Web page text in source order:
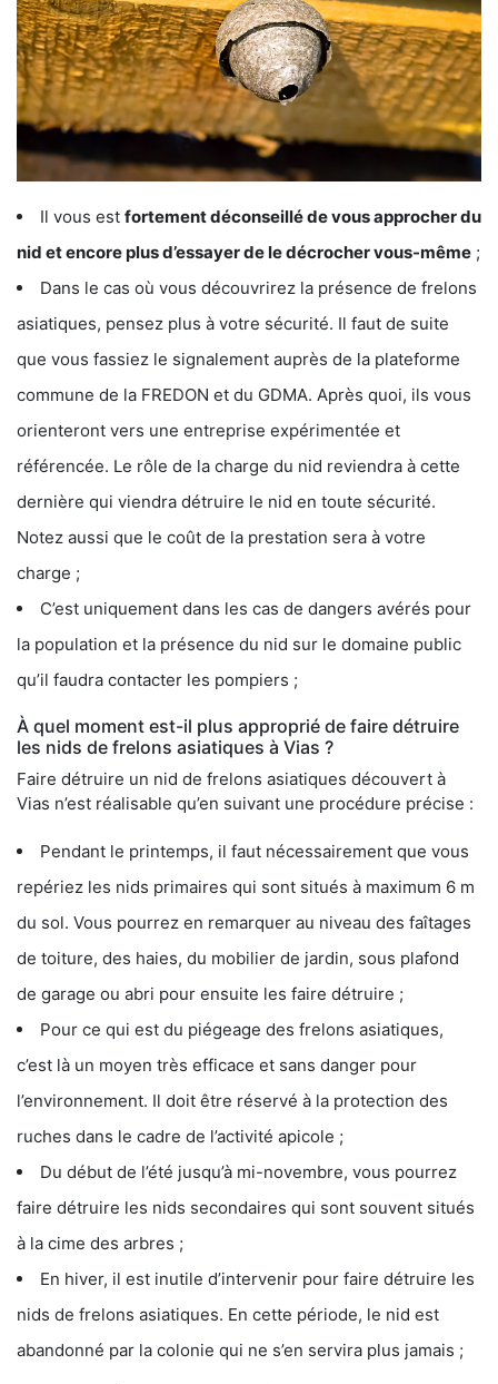
Il vous est fortement déconseillé de vous approcher du
nid et encore plus d’essayer de le décrocher vous-même ;
Dans le cas où vous découvrirez la présence de frelons
asiatiques, pensez plus à votre sécurité. Il faut de suite
que vous fassiez le signalement auprès de la plateforme
commune de la FREDON et du GDMA. Après quoi, ils vous
orienteront vers une entreprise expérimentée et
référencée. Le rôle de la charge du nid reviendra à cette
dernière qui viendra détruire le nid en toute sécurité.
Notez aussi que le coût de la prestation sera à votre
charge ;
C’est uniquement dans les cas de dangers avérés pour
la population et la présence du nid sur le domaine public
qu’il faudra contacter les pompiers ;
À quel moment est-il plus approprié de faire détruire
les nids de frelons asiatiques à Vias ?
Faire détruire un nid de frelons asiatiques découvert à
Vias n’est réalisable qu’en suivant une procédure précise :
Pendant le printemps, il faut nécessairement que vous
repériez les nids primaires qui sont situés à maximum 6 m
du sol. Vous pourrez en remarquer au niveau des faîtages
de toiture, des haies, du mobilier de jardin, sous plafond
de garage ou abri pour ensuite les faire détruire ;
Pour ce qui est du piégeage des frelons asiatiques,
c’est là un moyen très efficace et sans danger pour
l’environnement. Il doit être réservé à la protection des
ruches dans le cadre de l’activité apicole ;
Du début de l’été jusqu’à mi-novembre, vous pourrez
faire détruire les nids secondaires qui sont souvent situés
à la cime des arbres ;
En hiver, il est inutile d’intervenir pour faire détruire les
nids de frelons asiatiques. En cette période, le nid est
abandonné par la colonie qui ne s’en servira plus jamais ;